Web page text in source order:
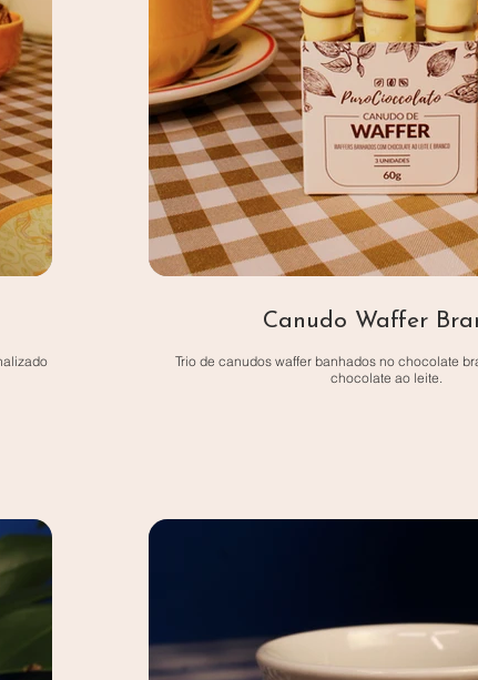
Canudo Waffer
Trio de canudos waffer banhados no chocolate
chocolate ao leite.